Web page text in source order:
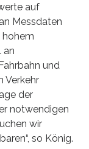
auf
Messdaten
hohem
an
und
Verkehr
der
notwendigen
wir
so König.